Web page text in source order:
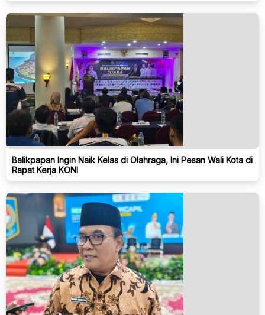
Balikpapan Ingin Naik Kelas di Olahraga, Ini Pesan Wali Kota di
Rapat Kerja KONI